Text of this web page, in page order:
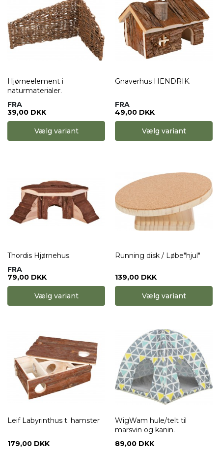
Hjørneelement i
naturmaterialer.
FRA
39,00 DKK
Vælg variant
Gnaverhus HENDRIK.
FRA
49,00 DKK
Vælg variant
Thordis Hjørnehus.
FRA
79,00 DKK
Vælg variant
Running disk / Løbe"hjul"
139,00 DKK
Vælg variant
Leif Labyrinthus t. hamster
179,00 DKK
WigWam hule/telt til
marsvin og kanin.
89,00 DKK